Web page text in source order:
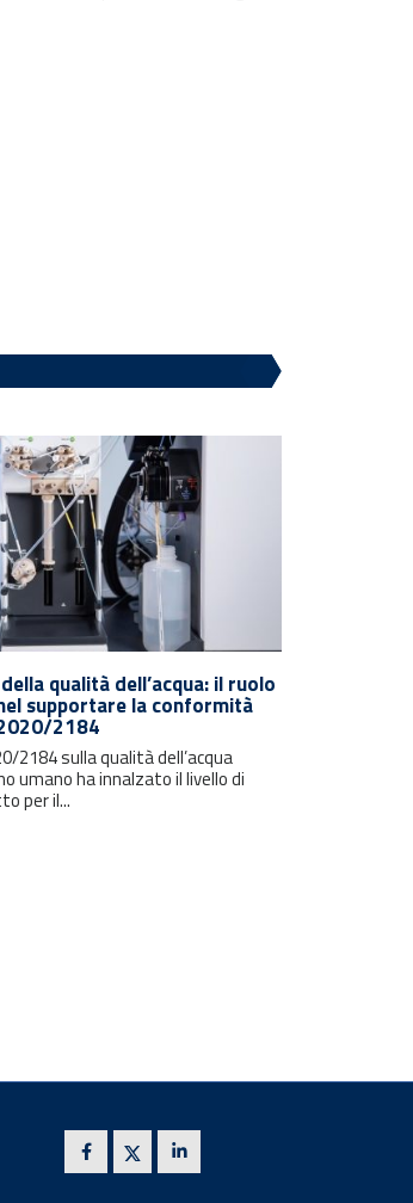
qualità dell’acqua: il ruolo
supportare la conformità
2184
2184 sulla qualità dell’acqua
umano ha innalzato il livello di
per il...